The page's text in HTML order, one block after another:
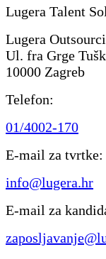
Lugera Talent
Lugera
Ul. fra Grge
10000 Zagreb
Telefon:
01/4002-170
E-mail za tvrtke:
info@lugera.hr
E-mail za